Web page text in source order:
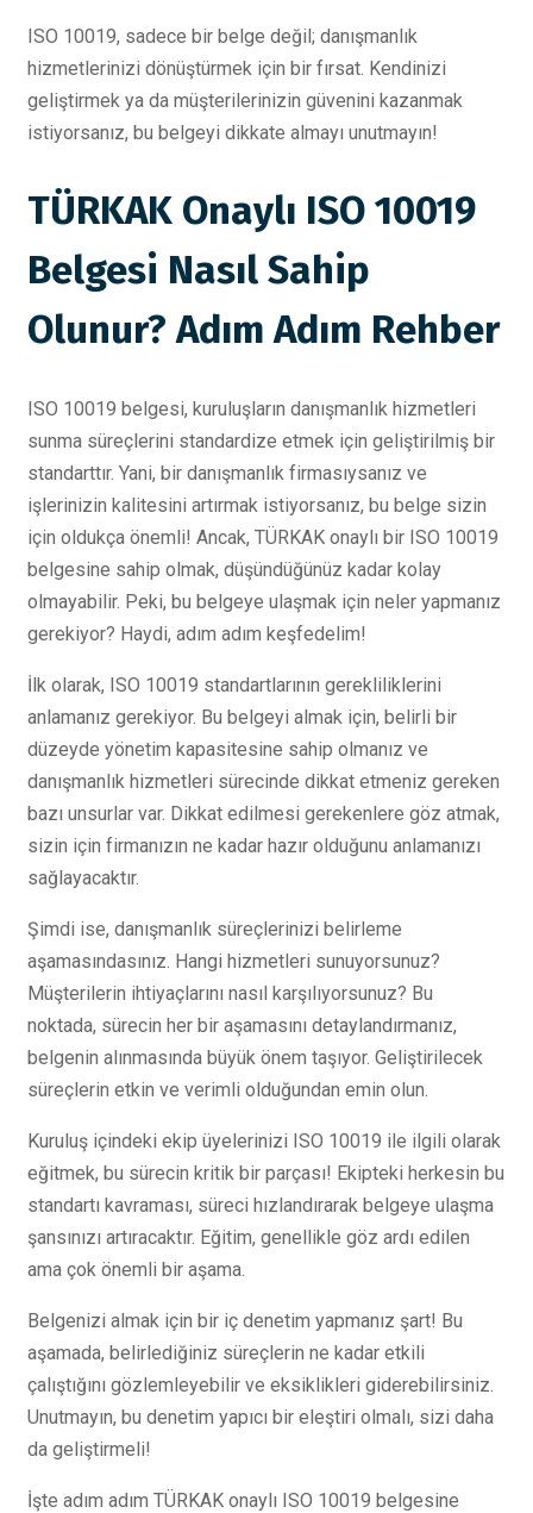
ISO 10019, sadece bir belge değil; danışmanlık
hizmetlerinizi dönüştürmek için bir fırsat. Kendinizi
geliştirmek ya da müşterilerinizin güvenini kazanmak
istiyorsanız, bu belgeyi dikkate almayı unutmayın!
TÜRKAK Onaylı ISO 10019
Belgesi Nasıl Sahip
Olunur? Adım Adım Rehber
ISO 10019 belgesi, kuruluşların danışmanlık hizmetleri
sunma süreçlerini standardize etmek için geliştirilmiş bir
standarttır. Yani, bir danışmanlık firmasıysanız ve
işlerinizin kalitesini artırmak istiyorsanız, bu belge sizin
için oldukça önemli! Ancak, TÜRKAK onaylı bir ISO 10019
belgesine sahip olmak, düşündüğünüz kadar kolay
olmayabilir. Peki, bu belgeye ulaşmak için neler yapmanız
gerekiyor? Haydi, adım adım keşfedelim!
İlk olarak, ISO 10019 standartlarının gerekliliklerini
anlamanız gerekiyor. Bu belgeyi almak için, belirli bir
düzeyde yönetim kapasitesine sahip olmanız ve
danışmanlık hizmetleri sürecinde dikkat etmeniz gereken
bazı unsurlar var. Dikkat edilmesi gerekenlere göz atmak,
sizin için firmanızın ne kadar hazır olduğunu anlamanızı
sağlayacaktır.
Şimdi ise, danışmanlık süreçlerinizi belirleme
aşamasındasınız. Hangi hizmetleri sunuyorsunuz?
Müşterilerin ihtiyaçlarını nasıl karşılıyorsunuz? Bu
noktada, sürecin her bir aşamasını detaylandırmanız,
belgenin alınmasında büyük önem taşıyor. Geliştirilecek
süreçlerin etkin ve verimli olduğundan emin olun.
Kuruluş içindeki ekip üyelerinizi ISO 10019 ile ilgili olarak
eğitmek, bu sürecin kritik bir parçası! Ekipteki herkesin bu
standartı kavraması, süreci hızlandırarak belgeye ulaşma
şansınızı artıracaktır. Eğitim, genellikle göz ardı edilen
ama çok önemli bir aşama.
Belgenizi almak için bir iç denetim yapmanız şart! Bu
aşamada, belirlediğiniz süreçlerin ne kadar etkili
çalıştığını gözlemleyebilir ve eksiklikleri giderebilirsiniz.
Unutmayın, bu denetim yapıcı bir eleştiri olmalı, sizi daha
da geliştirmeli!
İşte adım adım TÜRKAK onaylı ISO 10019 belgesine